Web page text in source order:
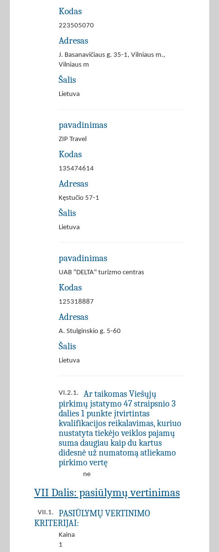
Kodas
223505070
Adresas
J. Basanavičiaus g. 35-1, Vilniaus m.,
Vilniaus m
Šalis
Lietuva
pavadinimas
ZIP Travel
Kodas
135474614
Adresas
Kęstučio 57-1
Šalis
Lietuva
pavadinimas
UAB "DELTA" turizmo centras
Kodas
125318887
Adresas
A. Stulginskio g. 5-60
Šalis
Lietuva
VI.2.1.
Ar taikomas Viešųjų
pirkimų įstatymo 47 straipsnio 3
dalies 1 punkte įtvirtintas
kvalifikacijos reikalavimas, kuriuo
nustatyta tiekėjo veiklos pajamų
suma daugiau kaip du kartus
didesnė už numatomą atliekamo
pirkimo vertę
ne
VII Dalis: pasiūlymų vertinimas
VII.1.
PASIŪLYMŲ VERTINIMO
KRITERIJAI:
Kaina
1